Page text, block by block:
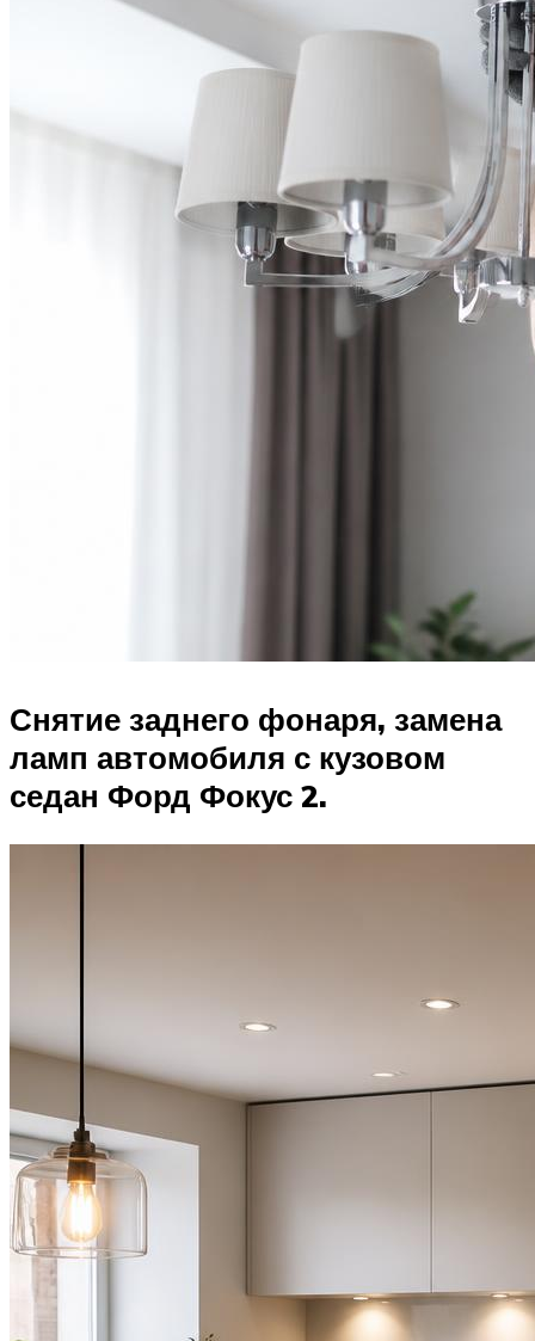
Снятие заднего фонаря, замена
ламп автомобиля с кузовом
седан Форд Фокус 2.